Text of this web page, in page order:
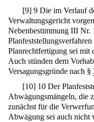
[9] 9 Die im Verlauf
Verwaltungsgericht
Nebenbestimmung III Nr.
Planrechtfertigung sei mit
Auch stünden dem
Versagungsgründe nach §
[10] 10 Der
Abwägungsmängeln, die
zunächst für die
Abwägung sei auch nicht